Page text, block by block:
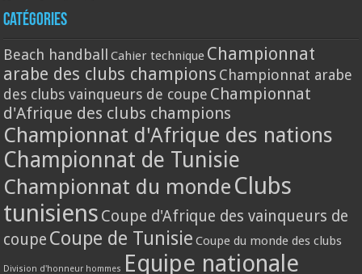
Catégories
Beach handball Cahier technique Championnat
arabe des clubs champions Championnat arabe
des clubs vainqueurs de coupe Championnat
d'Afrique des clubs champions
Championnat d'Afrique des nations
Championnat de Tunisie
Championnat du monde Clubs
tunisiens Coupe d'Afrique des vainqueurs de
coupe Coupe de Tunisie Coupe du monde des clubs
Division d'honneur hommes Equipe nationale